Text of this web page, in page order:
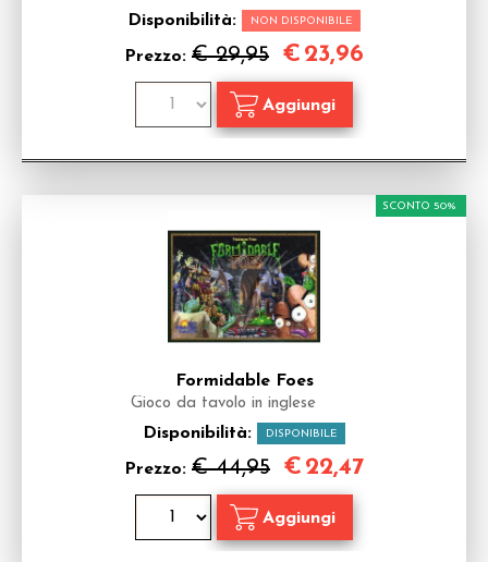
Disponibilità: NON DISPONIBILE
Prezzo: € 29,95 € 23,96
Formidable Foes
Gioco da tavolo in inglese
Disponibilità: DISPONIBILE
Prezzo: € 44,95
SCONTO 50%
€ 22,47